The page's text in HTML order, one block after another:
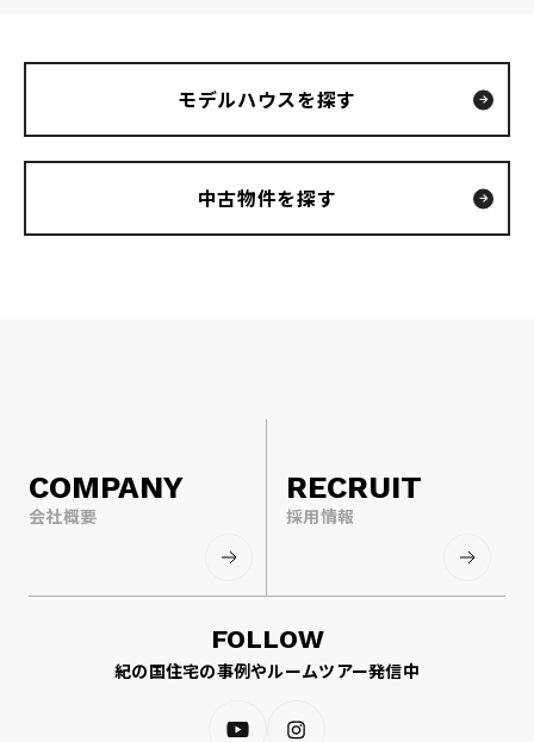
モデルハウスを探す
中古物件を探す
COMPANY
会社概要
RECRUIT
採用情報
FOLLOW
紀の国住宅の事例やルームツアー発信中